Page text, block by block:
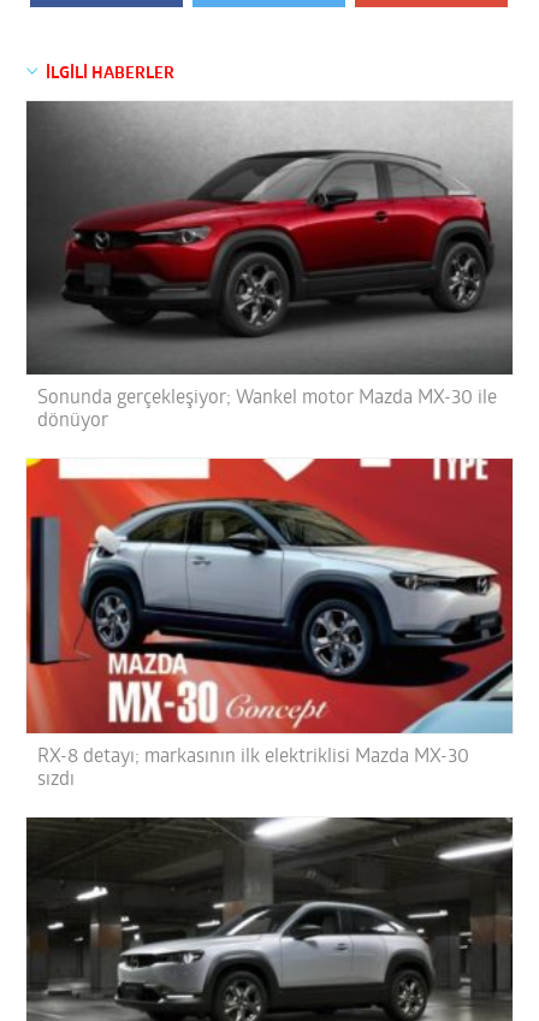
İLGİLİ HABERLER
Sonunda gerçekleşiyor; Wankel motor Mazda MX-30 ile
dönüyor
RX-8 detayı; markasının ilk elektriklisi Mazda MX-30
sızdı